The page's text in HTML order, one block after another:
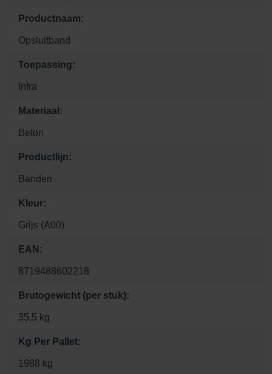
Productnaam:
Opsluitband
Toepassing:
Infra
Materiaal:
Beton
Productlijn:
Banden
Kleur:
Grijs (A00)
EAN:
8719488602218
Brutogewicht (per stuk):
35.5 kg
Kg Per Pallet:
1988 kg